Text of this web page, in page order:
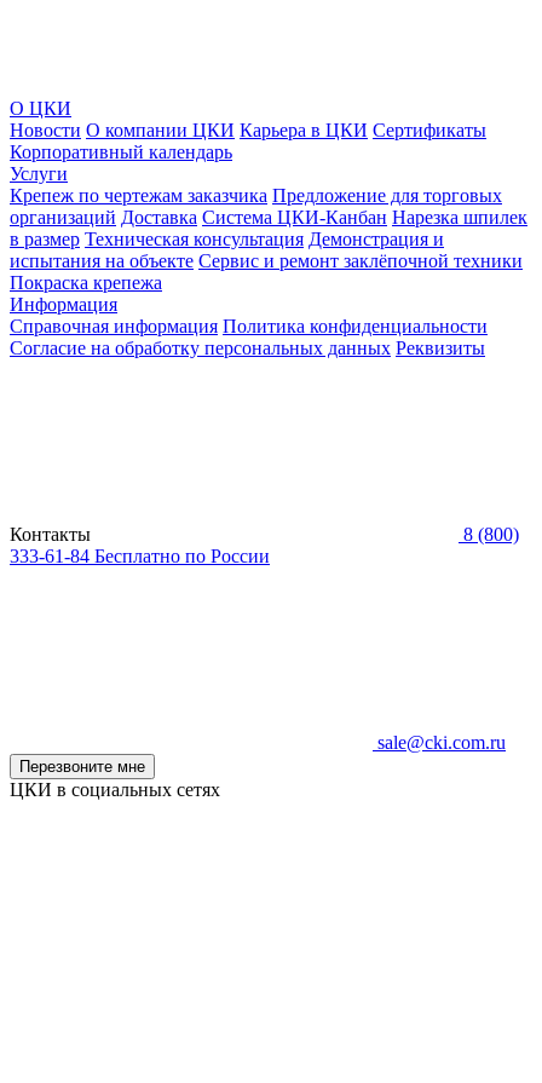
О ЦКИ
Новости О компании ЦКИ Карьера в ЦКИ Сертификаты
Корпоративный календарь
Услуги
Крепеж по чертежам заказчика Предложение для торговых
организаций Доставка Система ЦКИ-Канбан Нарезка шпилек
в размер Техническая консультация Демонстрация и
испытания на объекте Сервис и ремонт заклёпочной техники
Покраска крепежа
Информация
Справочная информация Политика конфиденциальности
Согласие на обработку персональных данных Реквизиты
Контакты
8 (800)
333-61-84 Бесплатно по России
sale@cki.com.ru
Перезвоните мне
ЦКИ в социальных сетях